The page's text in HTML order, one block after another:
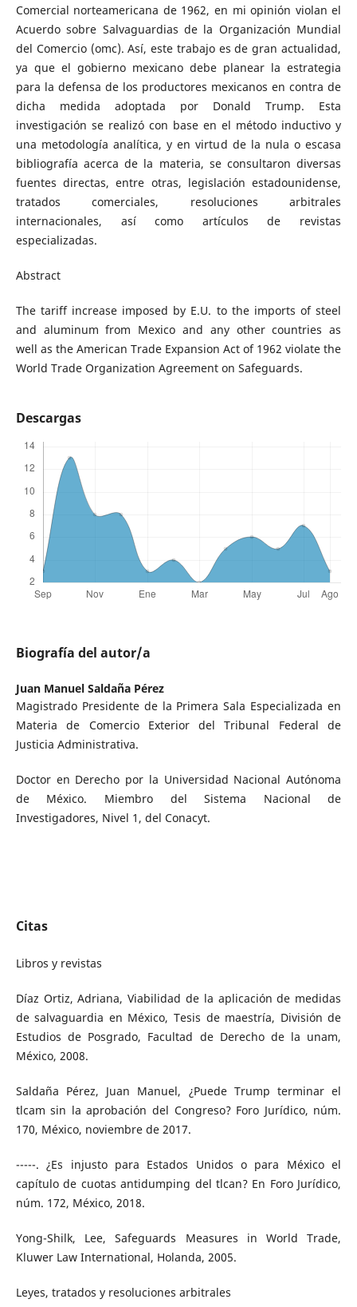
Comercial norteamericana de 1962, en mi opinión violan el
Acuerdo sobre Salvaguardias de la Organización Mundial
del Comercio (omc). Así, este trabajo es de gran actualidad,
ya que el gobierno mexicano debe planear la estrategia
para la defensa de los productores mexicanos en contra de
dicha medida adoptada por Donald Trump. Esta
investigación se realizó con base en el método inductivo y
una metodología analítica, y en virtud de la nula o escasa
bibliografía acerca de la materia, se consultaron diversas
fuentes directas, entre otras, legislación estadounidense,
tratados comerciales, resoluciones arbitrales
internacionales, así como artículos de revistas
especializadas.
Abstract
The tariff increase imposed by E.U. to the imports of steel
and aluminum from Mexico and any other countries as
well as the American Trade Expansion Act of 1962 violate the
World Trade Organization Agreement on Safeguards.
Descargas
Biografía del autor/a
Juan Manuel Saldaña Pérez
Magistrado Presidente de la Primera Sala Especializada en
Materia de Comercio Exterior del Tribunal Federal de
Justicia Administrativa.
Doctor en Derecho por la Universidad Nacional Autónoma
de México. Miembro del Sistema Nacional de
Investigadores, Nivel 1, del Conacyt.
Citas
Libros y revistas
Díaz Ortiz, Adriana, Viabilidad de la aplicación de medidas
de salvaguardia en México, Tesis de maestría, División de
Estudios de Posgrado, Facultad de Derecho de la unam,
México, 2008.
Saldaña Pérez, Juan Manuel, ¿Puede Trump terminar el
tlcam sin la aprobación del Congreso? Foro Jurídico, núm.
170, México, noviembre de 2017.
-----. ¿Es injusto para Estados Unidos o para México el
capítulo de cuotas antidumping del tlcan? En Foro Jurídico,
núm. 172, México, 2018.
Yong-Shilk, Lee, Safeguards Measures in World Trade,
Kluwer Law International, Holanda, 2005.
Leyes, tratados y resoluciones arbitrales